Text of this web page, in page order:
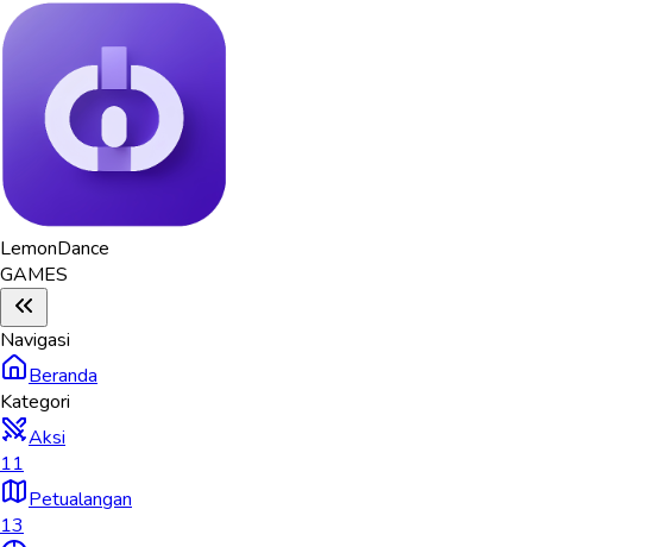
LemonDance
GAMES
Navigasi
Beranda
Kategori
Aksi
11
Petualangan
13